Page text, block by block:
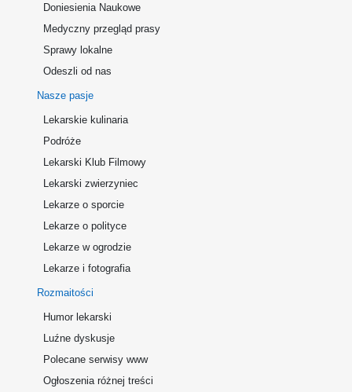
Doniesienia Naukowe
Medyczny przegląd prasy
Sprawy lokalne
Odeszli od nas
Nasze pasje
Lekarskie kulinaria
Podróże
Lekarski Klub Filmowy
Lekarski zwierzyniec
Lekarze o sporcie
Lekarze o polityce
Lekarze w ogrodzie
Lekarze i fotografia
Rozmaitości
Humor lekarski
Luźne dyskusje
Polecane serwisy www
Ogłoszenia różnej treści